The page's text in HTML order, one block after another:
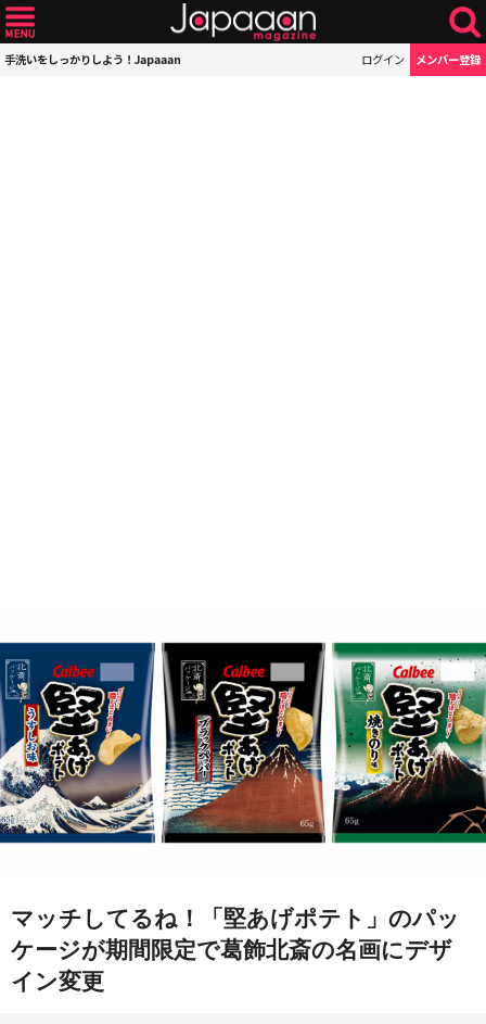
手洗いをしっかりしよう！Japaaan ログイン メンバー登録
マッチしてるね！「堅あげポテト」のパッ
ケージが期間限定で葛飾北斎の名画にデザ
イン変更